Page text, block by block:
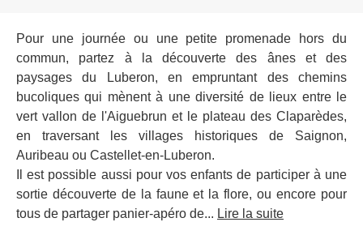
Pour une journée ou une petite promenade hors du
commun, partez à la découverte des ânes et des
paysages du Luberon, en empruntant des chemins
bucoliques qui mènent à une diversité de lieux entre le
vert vallon de l'Aiguebrun et le plateau des Claparèdes,
en traversant les villages historiques de Saignon,
Auribeau ou Castellet-en-Luberon.
Il est possible aussi pour vos enfants de participer à une
sortie découverte de la faune et la flore, ou encore pour
tous de partager panier-apéro de... Lire la suite